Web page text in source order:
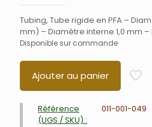
Tubing, Tube rigide en PFA –
mm) – Diamètre interne 1,0 mm
Disponible sur commande
Ajouter au panier
Référence
(UGS / SKU) :
011-001-049